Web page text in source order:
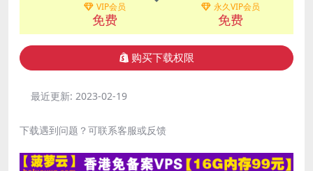
VIP会员
免费
永久VIP会员
免费
购买下载权限
最近更新: 2023-02-19
下载遇到问题？可联系客服或反馈